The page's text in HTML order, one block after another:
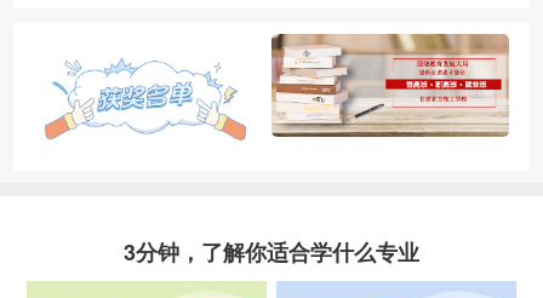
3分钟，了解你适合学什么专业